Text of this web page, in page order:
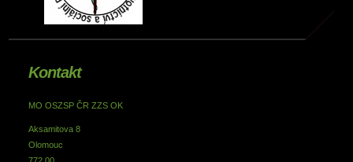
Kontakt
MO OSZSP ČR ZZS OK
Aksamitova 8
Olomouc